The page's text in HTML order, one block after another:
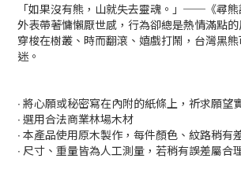
「如果沒有熊，山就失去靈魂。」──《尋熊
外表帶著慵懶厭世感，行為卻總是熱情滿點
穿梭在樹叢、時而翻滾、嬉戲打鬧，台灣黑
迷。
∙ 將心願或秘密寫在內附的紙條上，祈求願望
∙ 選用合法商業林場木材
∙ 本產品使用原木製作，每件顏色、紋路稍有
∙ 尺寸、重量皆為人工測量，若稍有誤差屬合